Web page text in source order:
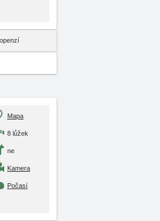
Mapa
8 lůžek
ne
Kamera
Počasí